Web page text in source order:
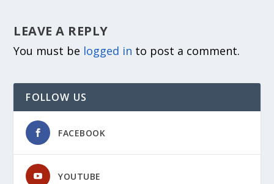
LEAVE A REPLY
You must be logged in to post a comment.
FOLLOW US
FACEBOOK
YOUTUBE